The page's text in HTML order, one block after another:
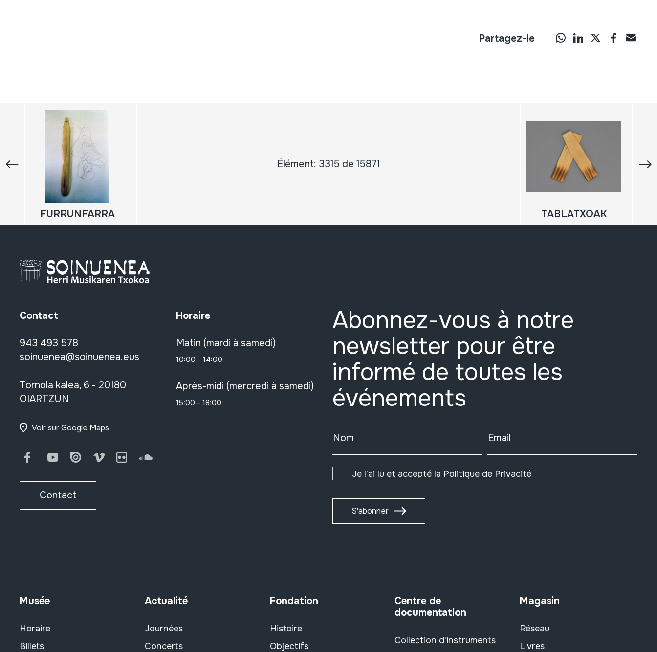
Partagez-le
Élément: 3315 de 15871
FURRUNFARRA TABLATXOAK
Contact
943 493 578
soinuenea@soinuenea.eus
Tornola kalea, 6 - 20180
OIARTZUN
Voir sur Google Maps
FacebookYoutubeIssuu Vimeo FlickrSoundCloud
Contact
Horaire
Matin (mardi à samedi)
10:00 - 14:00
Après-midi (mercredi à samedi)
15:00 - 18:00
Abonnez-vous à notre
newsletter pour être
informé de toutes les
événements
Nom Email
Je l'ai lu et accepté la Politique de Privacité
S'abonner
Musée
Horaire
Billets
Actualité
Journées
Concerts
Fondation
Histoire
Objectifs
Centre de
documentation
Collection d'instruments
Magasin
Réseau
Livres